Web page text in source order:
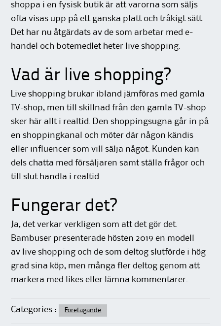
shoppa i en fysisk butik är att varorna som säljs
ofta visas upp på ett ganska platt och tråkigt sätt.
Det har nu åtgärdats av de som arbetar med e-
handel och botemedlet heter live shopping.
Vad är live shopping?
Live shopping brukar ibland jämföras med gamla
TV-shop, men till skillnad från den gamla TV-shop
sker här allt i realtid. Den shoppingsugna går in på
en shoppingkanal och möter där någon kändis
eller influencer som vill sälja något. Kunden kan
dels chatta med försäljaren samt ställa frågor och
till slut handla i realtid.
Fungerar det?
Ja, det verkar verkligen som att det gör det.
Bambuser presenterade hösten 2019 en modell
av live shopping och de som deltog slutförde i hög
grad sina köp, men många fler deltog genom att
markera med likes eller lämna kommentarer.
Categories : Företagande